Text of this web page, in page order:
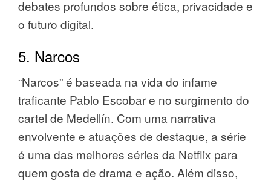
debates profundos sobre ética, privacidade e
o futuro digital.
5. Narcos
“Narcos” é baseada na vida do infame
traficante Pablo Escobar e no surgimento do
cartel de Medellín. Com uma narrativa
envolvente e atuações de destaque, a série
é uma das melhores séries da Netflix para
quem gosta de drama e ação. Além disso,